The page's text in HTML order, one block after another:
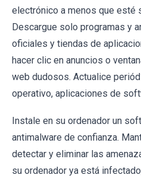
electrónico a menos que esté
Descargue solo programas y
oficiales y tiendas de
hacer clic en anuncios o
web dudosos. Actualice
operativo, aplicaciones de
Instale en su ordenador un
antimalware de confianza.
detectar y eliminar las
su ordenador ya está